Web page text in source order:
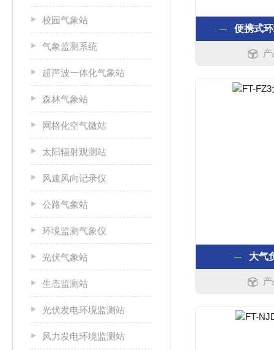
校园气象站
气象监测系统
超声波一体化气象站
森林气象站
网格化空气微站
太阳辐射观测站
风速风向记录仪
公路气象站
环境监测气象仪
光伏气象站
生态监测站
光伏发电环境监测站
风力发电环境监测站
便携式
大气